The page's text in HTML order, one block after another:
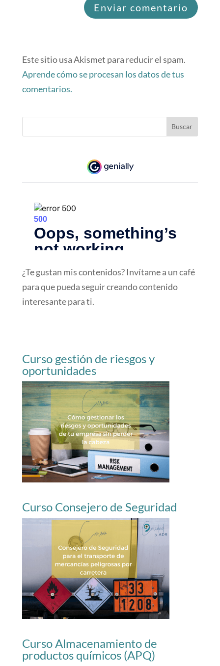
Este sitio usa Akismet para reducir el spam.
Aprende cómo se procesan los datos de tus
comentarios.
¿Te gustan mis contenidos? Invítame a un café
para que pueda seguir creando contenido
interesante para ti.
Curso gestión de riesgos y
oportunidades
Curso Consejero de Seguridad
Curso Almacenamiento de
productos químicos (APQ)